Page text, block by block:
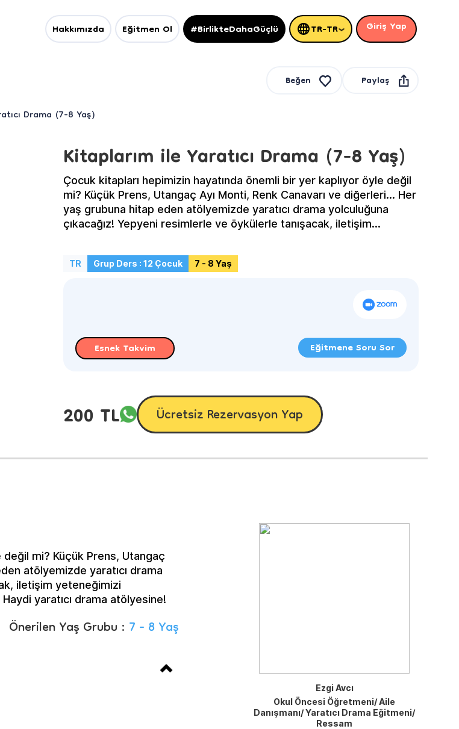
Hakkımızda Eğitmen Ol #BirlikteDahaGüçlü TR-TR Giriş Yap
Beğen
Paylaş
Drama (7-8 Yaş)
Kitaplarım ile Yaratıcı Drama (7-8 Yaş)
Çocuk kitapları hepimizin hayatında önemli bir yer kaplıyor öyle değil
mi? Küçük Prens, Utangaç Ayı Monti, Renk Canavarı ve diğerleri… Her
yaş grubuna hitap eden atölyemizde yaratıcı drama yolculuğuna
çıkacağız! Yepyeni resimlerle ve öykülerle tanışacak, iletişim
sağlayacağız! Haydi yaratıcı drama atölyesine!
TR Grup Ders : 12 Çocuk 7 - 8 Yaş
Esnek Takvim Eğitmene Soru Sor
200 TL Ücretsiz Rezervasyon Yap
mi? Küçük Prens, Utangaç
atölyemizde yaratıcı drama
iletişim yeteneğimizi
yaratıcı drama atölyesine!
Önerilen Yaş Grubu :7 - 8 Yaş
Ezgi Avcı
Okul Öncesi Öğretmeni/ Aile
Danışmanı/ Yaratıcı Drama Eğitmeni/
Ressam